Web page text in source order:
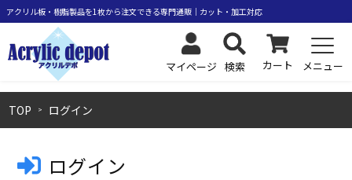
マイページ 検索 カート メニュー
TOP ログイン
ログイン